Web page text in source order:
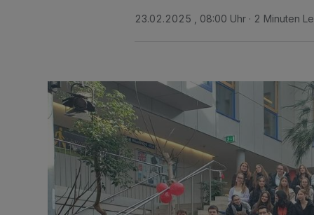
23.02.2025 , 08:00 Uhr 2 Minuten